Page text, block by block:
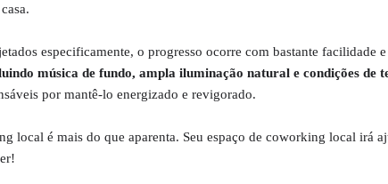
especificamente, o progresso ocorre com bastante facilidade
música de fundo, ampla iluminação natural e condições de
​​por mantê-lo energizado e revigorado.
local é mais do que aparenta. Seu espaço de coworking local irá